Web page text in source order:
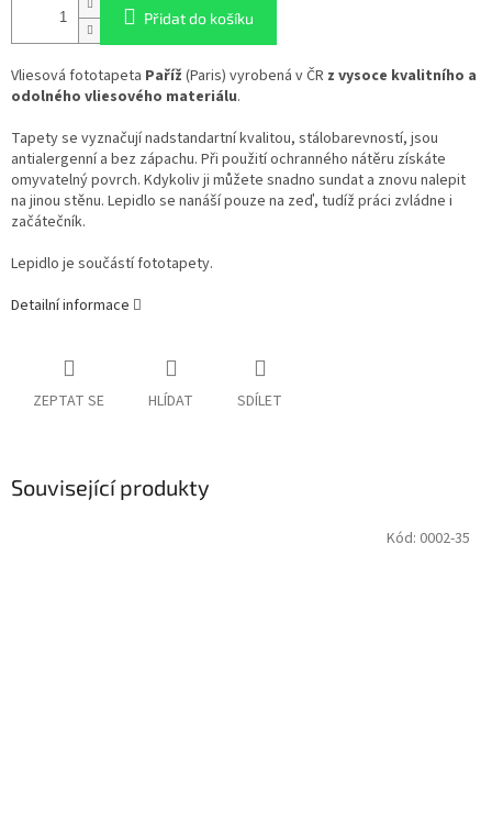
Přidat do košíku
Vliesová fototapeta Paříž (Paris) vyrobená v ČR z vysoce kvalitního a
odolného vliesového materiálu.
Tapety se vyznačují nadstandartní kvalitou, stálobarevností, jsou
antialergenní a bez zápachu. Při použití ochranného nátěru získáte
omyvatelný povrch. Kdykoliv ji můžete snadno sundat a znovu nalepit
na jinou stěnu. Lepidlo se nanáší pouze na zeď, tudíž práci zvládne i
začátečník.
Lepidlo je součástí fototapety.
Detailní informace
ZEPTAT SE HLÍDAT SDÍLET
Související produkty
Kód: 0002-35